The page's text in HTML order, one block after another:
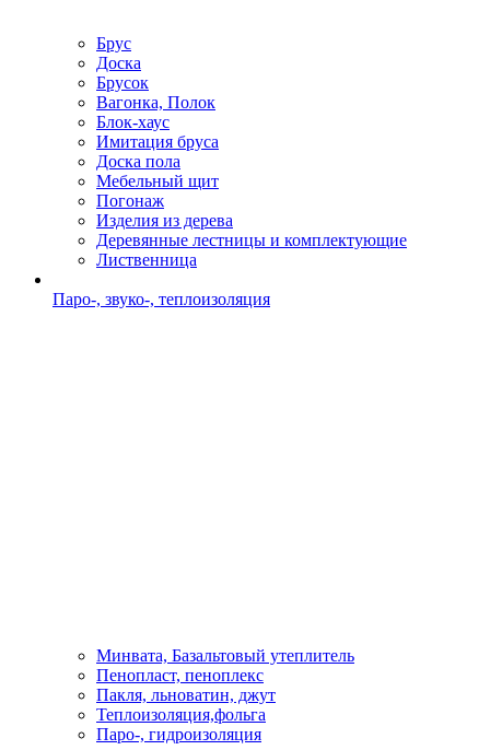
Брус
Доска
Брусок
Вагонка, Полок
Блок-хаус
Имитация бруса
Доска пола
Мебельный щит
Погонаж
Изделия из дерева
Деревянные лестницы и комплектующие
Лиственница
Паро-, звуко-, теплоизоляция
Минвата, Базальтовый утеплитель
Пенопласт, пеноплекс
Пакля, льноватин, джут
Теплоизоляция,фольга
Паро-, гидроизоляция